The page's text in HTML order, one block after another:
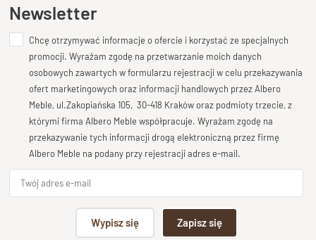
stworzyć idealną szafkę RTV dopasowaną do Twoich potrzeb i
gustu!
Specyfikacja techniczna produktu
Materiał
Drewno 100% Palisander Indyjski
Wykończenie
Lakier półmatowy
Styl
Nowoczesny , Kolekcja GOA
Dodaj opinię o produkcie
Twoja ocena
Bardzo dobry
Twoja opinia o produkcie
Podpis
Newsletter
Chcę otrzymywać informacje o ofercie i korzystać ze specjalnych
promocji. Wyrażam zgodę na przetwarzanie moich danych
osobowych zawartych w formularzu rejestracji w celu przekazywania
ofert marketingowych oraz informacji handlowych przez Albero
Meble, ul.Zakopiańska 105, 30-418 Kraków oraz podmioty trzecie, z
którymi firma Albero Meble współpracuje. Wyrażam zgodę na
przekazywanie tych informacji drogą elektroniczną przez firmę
Albero Meble na podany przy rejestracji adres e-mail.
Wypisz się Zapisz się